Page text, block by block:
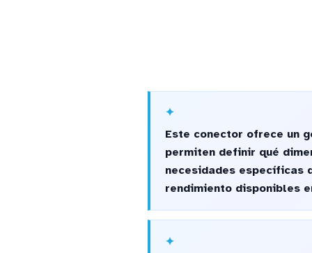
Este conector ofrece un
permiten definir qué
necesidades específicas
rendimiento disponibles